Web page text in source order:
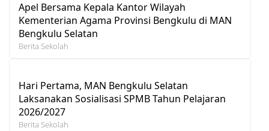
Apel Bersama Kepala Kantor Wilayah
Kementerian Agama Provinsi Bengkulu di MAN
Bengkulu Selatan
Berita Sekolah
Hari Pertama, MAN Bengkulu Selatan
Laksanakan Sosialisasi SPMB Tahun Pelajaran
2026/2027
Berita Sekolah